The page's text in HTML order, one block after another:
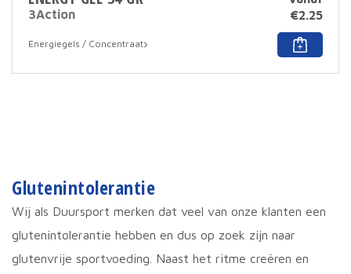
3Action
€2.25
Energiegels / Concentraat
Dit
Glutenintolerantie
Wij als Duursport merken dat veel van onze klanten een
glutenintolerantie hebben en dus op zoek zijn naar
glutenvrije sportvoeding. Naast het ritme creëren en